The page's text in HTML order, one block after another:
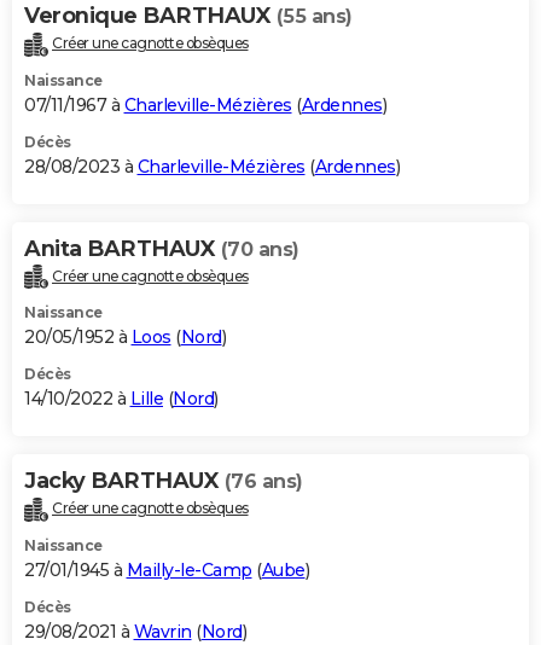
Veronique BARTHAUX (55 ans)
Créer une cagnotte obsèques
Naissance
07/11/1967 à Charleville-Mézières (Ardennes)
Décès
28/08/2023 à Charleville-Mézières (Ardennes)
Anita BARTHAUX (70 ans)
Créer une cagnotte obsèques
Naissance
20/05/1952 à Loos (Nord)
Décès
14/10/2022 à Lille (Nord)
Jacky BARTHAUX (76 ans)
Créer une cagnotte obsèques
Naissance
27/01/1945 à Mailly-le-Camp (Aube)
Décès
29/08/2021 à Wavrin (Nord)